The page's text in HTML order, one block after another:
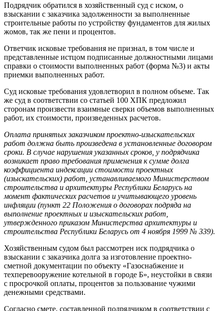
Подрядчик обратился в хозяйственный суд с иском, о
взыскании с заказчика задолженности за выполненные
строительные работы по устройству фундаментов для жилых
жомов, так же пени и процентов.
Ответчик исковые требования не признал, в том числе и
представленные истцом подписанные должностными лицами
справки о стоимости выполненных работ (форма №3) и акты
приемки выполненных работ.
Суд исковые требования удовлетворил в полном объеме. Так
же суд в соответствии со статьей 100 ХПК предложил
сторонам произвести взаимные сверки объемов выполненных
работ, их стоимости, произведенных расчетов.
Оплата принятых заказчиком проектно-изыскательских
работ должна быть произведена в установленные договором
сроки. В случае нарушения указанных сроков, у подрядчика
возникает право требования применения к сумме долга
коэффициента индексации стоимости проектных
(изыскательских) работ, устанавливаемого Министерством
строительства и архитектуры Республики Беларусь на
момент фактических расчетов и учитывающего уровень
инфляции (пункт 22 Положения о договорах подряда на
выполнение проектных и изыскательских работ,
утвержденного приказом Министерства архитектуры и
строительства Республики Беларусь от 4 ноября 1999 № 339).
Хозяйственным судом был рассмотрен иск подрядчика о
взыскании с заказчика долга за изготовление проектно-
сметной документации по объекту «Газоснабжение и
техперевооружение котельной в городе Б», неустойки в связи
с просрочкой оплаты, процентов за пользование чужими
денежными средствами.
Согласно смете, составленной подрядчиком в соответствии с